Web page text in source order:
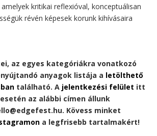
kritikai reflexióval, konceptuálisan
révén képesek korunk kihívásaira
az egyes kategóriákra vonatkozó
anyagok listája a letölthető
található. A jelentkezési felület itt
az alábbi címen állunk
Kövess minket
a legfrisebb tartalmakért!